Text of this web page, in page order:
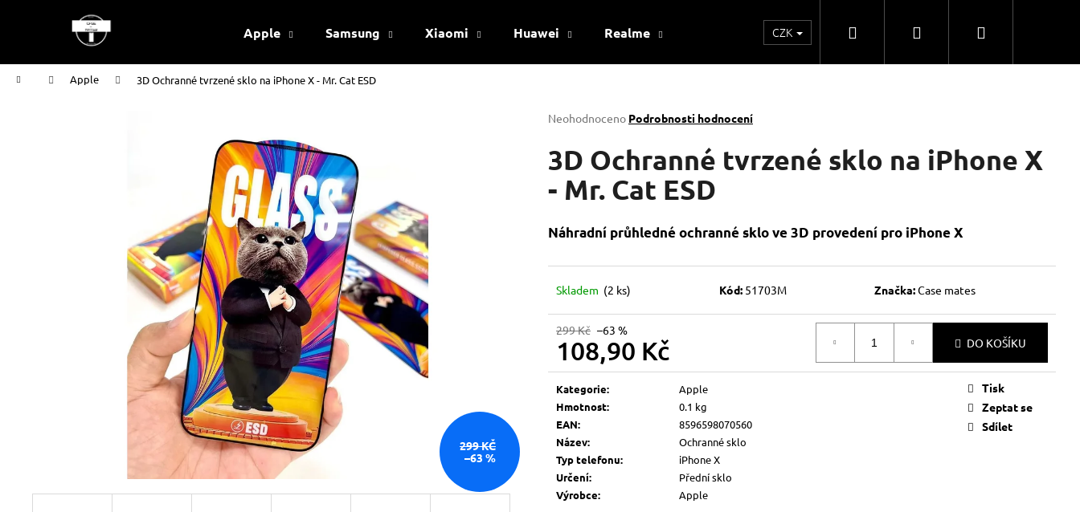
Apple Samsung Xiaomi Huawei Realme Kontakty Obchodní spolupráce
CZK Hledat PřihlášeníNákupní
Domů Apple 3D Ochranné tvrzené sklo na iPhone X - Mr. Cat ESD
Průměrné
produktu
je
z
hvězdiček.
Neohodnoceno Podrobnosti hodnocení
3D Ochranné tvrzené sklo na iPhone X
- Mr. Cat ESD
Náhradní průhledné ochranné sklo ve 3D provedení pro iPhone X
Skladem (2 ks) Kód: 51703M Značka:Case mates
299 Kč –63 %
108,90 Kč
Měrná
cena:
DO KOŠÍKU
Kategorie:
Apple
Hmotnost:
0.1 kg
EAN:
8596598070560
Název:
Ochranné sklo
Typ telefonu:
iPhone X
Určení:
Přední sklo
Výrobce: Apple
Tisk
Zeptat se
Sdílet
299 KČ
–63 %
í
Zpět
do
obchodu
Zpět
do
obchodu
Co potřebujete najít?
HLEDAT
Doporučujeme